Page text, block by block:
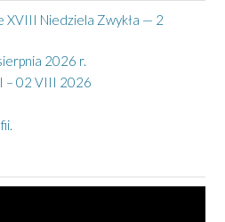
XVIII Niedziela Zwykła — 2
2026 r.
– 02 VIII 2026